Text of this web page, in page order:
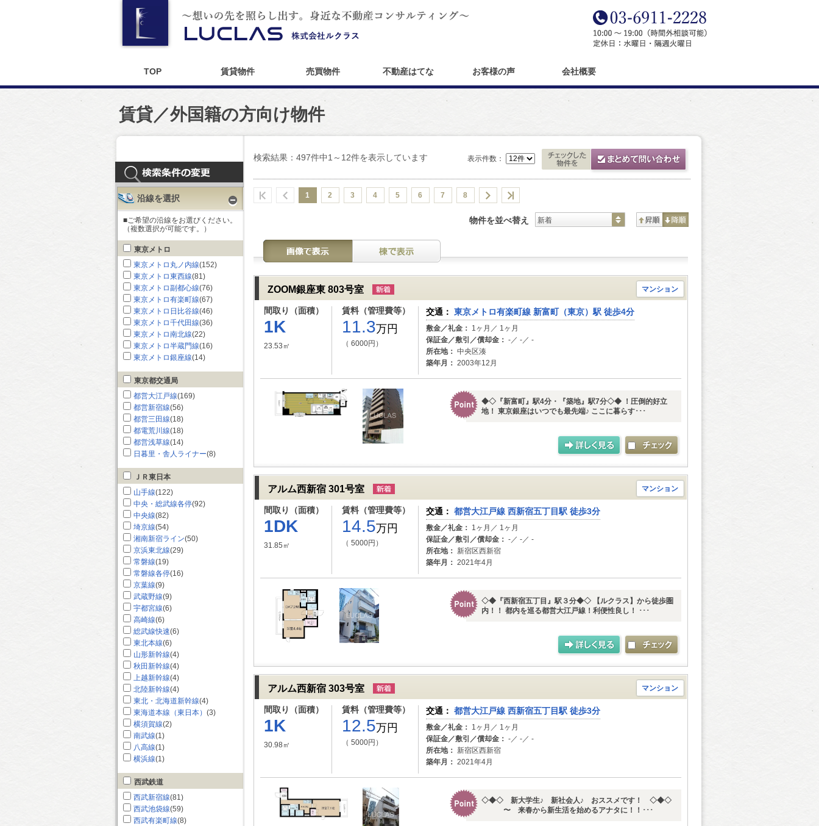
沿線を選択
■ご希望の沿線をお選びください。
（複数選択が可能です。）
東京メトロ
東京メトロ丸ノ内線(152)
東京メトロ東西線(81)
東京メトロ副都心線(76)
東京メトロ有楽町線(67)
東京メトロ日比谷線(46)
東京メトロ千代田線(36)
東京メトロ南北線(22)
東京メトロ半蔵門線(16)
東京メトロ銀座線(14)
東京都交通局
都営大江戸線(169)
都営新宿線(56)
都営三田線(18)
都電荒川線(18)
都営浅草線(14)
日暮里・舎人ライナー(8)
ＪＲ東日本
山手線(122)
中央・総武線各停(92)
中央線(82)
埼京線(54)
湘南新宿ライン(50)
京浜東北線(29)
常磐線(19)
常磐線各停(16)
京葉線(9)
武蔵野線(9)
宇都宮線(6)
高崎線(6)
総武線快速(6)
東北本線(6)
山形新幹線(4)
秋田新幹線(4)
上越新幹線(4)
北陸新幹線(4)
東北・北海道新幹線(4)
東海道本線（東日本） (3)
横須賀線(2)
南武線(1)
八高線(1)
横浜線(1)
西武鉄道
西武新宿線(81)
西武池袋線(59)
西武有楽町線(8)
TOP 賃貸物件 売買物件 不動産はてな お客様の声 会社概要
賃貸／外国籍の方向け物件
検索結果：497件中1～12件を表示しています
1 2 3 4 5 6 7 8
表示件数：
物件を並べ替え 新着
ZOOM銀座東 803号室 マンション
間取り（面積）
1K
23.53㎡
賃料（管理費等）
11.3万円
（ 6000円）
交通： 東京メトロ有楽町線 新富町（東京）駅 徒歩4分
敷金／礼金： 1ヶ月／ 1ヶ月
保証金／敷引／償却金： -／ -／ -
所在地： 中央区湊
築年月： 2003年12月
◆◇『新富町』駅4分・『築地』駅7分◇◆ ！圧倒的好立
地！ 東京銀座はいつでも最先端♪ ここに暮らす･･･
アルム西新宿 301号室 マンション
間取り（面積）
1DK
31.85㎡
賃料（管理費等）
14.5万円
（ 5000円）
交通： 都営大江戸線 西新宿五丁目駅 徒歩3分
敷金／礼金： 1ヶ月／ 1ヶ月
保証金／敷引／償却金： -／ -／ -
所在地： 新宿区西新宿
築年月： 2021年4月
◇◆『西新宿五丁目』駅３分◆◇ 【ルクラス】から徒歩圏
内！！ 都内を巡る都営大江戸線！利便性良し！ ･･･
アルム西新宿 303号室 マンション
間取り（面積）
1K
30.98㎡
賃料（管理費等）
12.5万円
（ 5000円）
交通： 都営大江戸線 西新宿五丁目駅 徒歩3分
敷金／礼金： 1ヶ月／ 1ヶ月
保証金／敷引／償却金： -／ -／ -
所在地： 新宿区西新宿
築年月： 2021年4月
◇◆◇ 新大学生♪ 新社会人♪ おススメです！ ◇◆◇
〜 来春から新生活を始めるアナタに！！･･･